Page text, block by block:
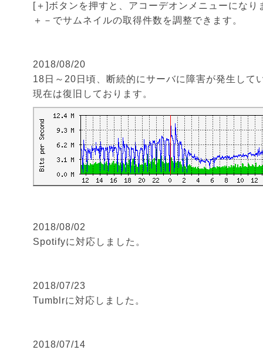
[＋]ボタンを押すと、アコーデオンメニューになり
＋－でサムネイルの取得件数を調整できます。
2018/08/20
18日～20日頃、断続的にサーバに障害が発生して
現在は復旧しております。
2018/08/02
Spotifyに対応しました。
2018/07/23
Tumblrに対応しました。
2018/07/14